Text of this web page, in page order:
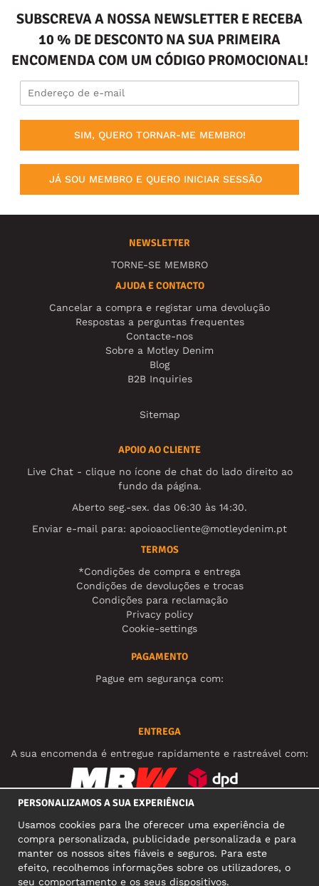
SUBSCREVA A NOSSA NEWSLETTER E RECEBA
10 % DE DESCONTO NA SUA PRIMEIRA
ENCOMENDA COM UM CÓDIGO PROMOCIONAL!
SIM, QUERO TORNAR-ME MEMBRO!
JÁ SOU MEMBRO E QUERO INICIAR SESSÃO
NEWSLETTER
TORNE-SE MEMBRO
AJUDA E CONTACTO
Cancelar a compra e registar uma devolução
Respostas a perguntas frequentes
Contacte-nos
Sobre a Motley Denim
Blog
B2B Inquiries
Sitemap
APOIO AO CLIENTE
Live Chat - clique no ícone de chat do lado direito ao
fundo da página.
Aberto seg.-sex. das 06:30 às 14:30.
Enviar e-mail para: apoioaocliente@motleydenim.pt
TERMOS
*Condições de compra e entrega
Condições de devoluções e trocas
Condições para reclamação
Privacy policy
Cookie-settings
PAGAMENTO
Pague em segurança com:
ENTREGA
A sua encomenda é entregue rapidamente e rastreável com:
MORADA COMERCIAL
PERSONALIZAMOS A SUA EXPERIÊNCIA
Usamos cookies para lhe oferecer uma experiência de
compra personalizada, publicidade personalizada e para
manter os nossos sites fiáveis e seguros. Para este
efeito, recolhemos informações sobre os utilizadores, o
seu comportamento e os seus dispositivos.